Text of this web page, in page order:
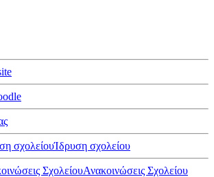
Ίδρυση σχολείου
Ανακοινώσεις Σχολείου